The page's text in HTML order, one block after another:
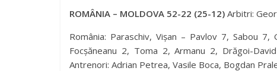
ROMÂNIA – MOLDOVA 52-22 (25-12) Arbitri:
România: Paraschiv, Vișan – Pavlov 7, Sabou
Focșăneanu 2, Toma 2, Armanu 2, Drăgoi-
Antrenori: Adrian Petrea, Vasile Boca, Bogdan